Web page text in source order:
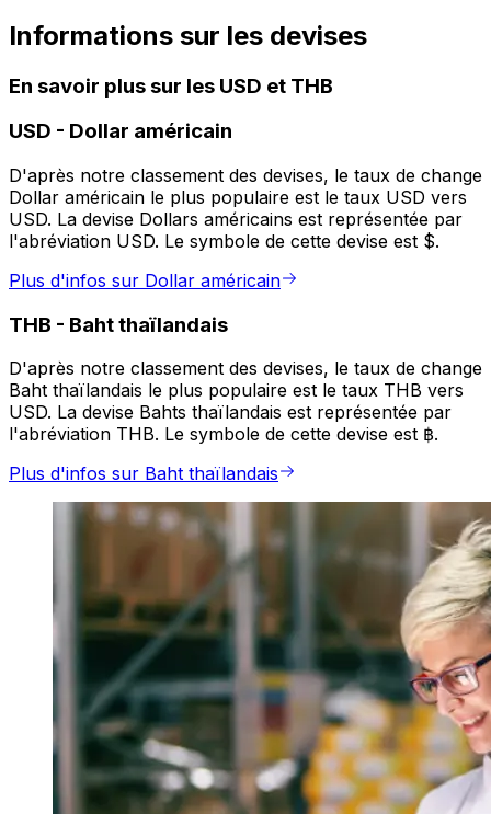
Informations sur les devises
En savoir plus sur les USD et THB
USD - Dollar américain
D'après notre classement des devises, le taux de change
Dollar américain le plus populaire est le taux USD vers
USD. La devise Dollars américains est représentée par
l'abréviation USD. Le symbole de cette devise est $.
Plus d'infos sur Dollar américain
THB - Baht thaïlandais
D'après notre classement des devises, le taux de change
Baht thaïlandais le plus populaire est le taux THB vers
USD. La devise Bahts thaïlandais est représentée par
l'abréviation THB. Le symbole de cette devise est ฿.
Plus d'infos sur Baht thaïlandais